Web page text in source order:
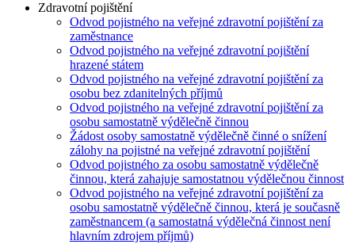
Zdravotní pojištění
Odvod pojistného na veřejné zdravotní pojištění za
zaměstnance
Odvod pojistného na veřejné zdravotní pojištění
hrazené státem
Odvod pojistného na veřejné zdravotní pojištění za
osobu bez zdanitelných příjmů
Odvod pojistného na veřejné zdravotní pojištění za
osobu samostatně výdělečně činnou
Žádost osoby samostatně výdělečně činné o snížení
zálohy na pojistné na veřejné zdravotní pojištění
Odvod pojistného za osobu samostatně výdělečně
činnou, která zahajuje samostatnou výdělečnou činnost
Odvod pojistného na veřejné zdravotní pojištění za
osobu samostatně výdělečně činnou, která je současně
zaměstnancem (a samostatná výdělečná činnost není
hlavním zdrojem příjmů)